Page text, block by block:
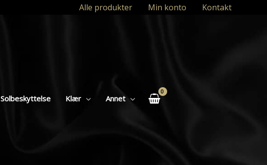
Alle produkter Min konto Kontakt
Solbeskyttelse Klær Annet